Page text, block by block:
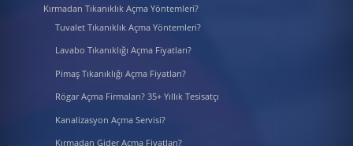
Kırmadan Tıkanıklık Açma Yöntemleri?
Tuvalet Tıkanıklık Açma Yöntemleri?
Lavabo Tıkanıklığı Açma Fiyatları?
Pimaş Tıkanıklığı Açma Fiyatları?
Rögar Açma Firmaları? 35+ Yıllık Tesisatçı
Kanalizasyon Açma Servisi?
Kırmadan Gider Açma Fiyatları?